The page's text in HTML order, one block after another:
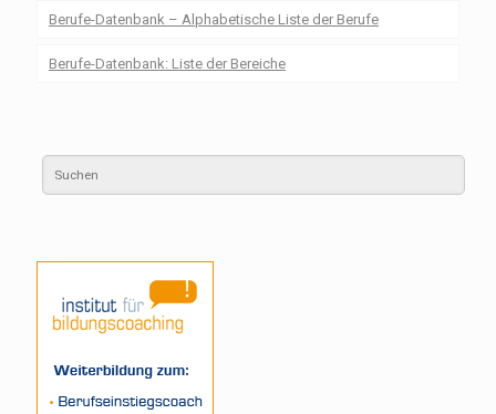
Berufe-Datenbank – Alphabetische Liste der Berufe
Berufe-Datenbank: Liste der Bereiche